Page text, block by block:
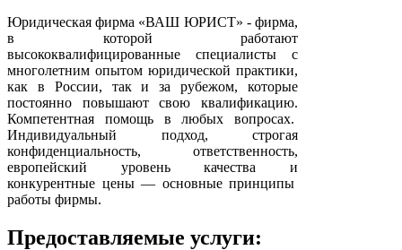
Юридическая фирма «ВАШ ЮРИСТ» - фирма,
в которой работают
высококвалифицированные специалисты с
многолетним опытом юридической практики,
как в России, так и за рубежом, которые
постоянно повышают свою квалификацию.
Компетентная помощь в любых вопросах.
Индивидуальный подход, строгая
конфиденциальность, ответственность,
европейский уровень качества и
конкурентные цены — основные принципы
работы фирмы.
Предоставляемые услуги: